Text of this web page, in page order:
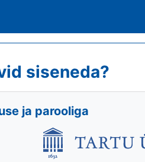
siseneda?
ja parooliga